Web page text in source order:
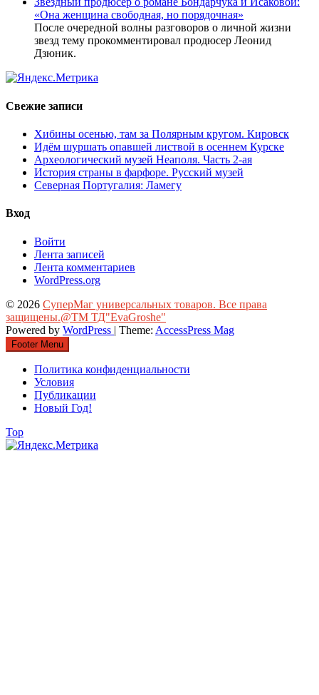
«Она женщина свободная, но порядочная»
После очередной волны разговоров о личной жизни
звезд тему прокомментировал продюсер Леонид
Дзюник.
Свежие записи
Хибины осенью, там за Полярным кругом. Кировск
Идём шуршать опавшей листвой в осеннем Курске
Археологический музей Неаполя. Часть 2-ая
История страны в фарфоре. Русский музей
Северная Португалия: Ламегу
Вход
Войти
Лента записей
Лента комментариев
WordPress.org
© 2026 СуперМаг универсальных товаров. Все права
защищены.@ТМ ТД"EvaGroshe"
Powered by WordPress | Theme: AccessPress Mag
Footer Menu
Политика конфиденциальности
Условия
Публикации
Новый Год!
Top